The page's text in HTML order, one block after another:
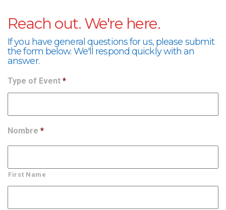
Reach out. We're here.
If you have general questions for us, please submit
the form below. We'll respond quickly with an
answer.
Type of Event *
Nombre *
First Name